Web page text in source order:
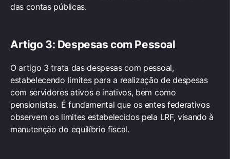
das contas públicas.
Artigo 3: Despesas com Pessoal
O artigo 3 trata das despesas com pessoal,
estabelecendo limites para a realização de despesas
com servidores ativos e inativos, bem como
pensionistas. É fundamental que os entes federativos
observem os limites estabelecidos pela LRF, visando à
manutenção do equilíbrio fiscal.